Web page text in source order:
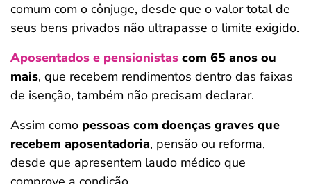
comum com o cônjuge, desde que o valor total de
seus bens privados não ultrapasse o limite exigido.
Aposentados e pensionistas com 65 anos ou
mais, que recebem rendimentos dentro das faixas
de isenção, também não precisam declarar.
Assim como pessoas com doenças graves que
recebem aposentadoria, pensão ou reforma,
desde que apresentem laudo médico que